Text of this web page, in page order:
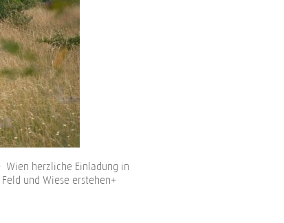
Wien herzliche Einladung in
und Wiese erstehen+